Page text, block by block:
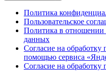
Политика
Пользовательское
Политика в отношении
данных
Согласие на
помощью сервиса
Согласие на